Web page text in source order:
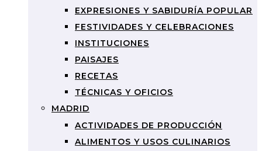
EXPRESIONES Y SABIDURÍA POPULAR
FESTIVIDADES Y CELEBRACIONES
INSTITUCIONES
PAISAJES
RECETAS
TÉCNICAS Y OFICIOS
MADRID
ACTIVIDADES DE PRODUCCIÓN
ALIMENTOS Y USOS CULINARIOS